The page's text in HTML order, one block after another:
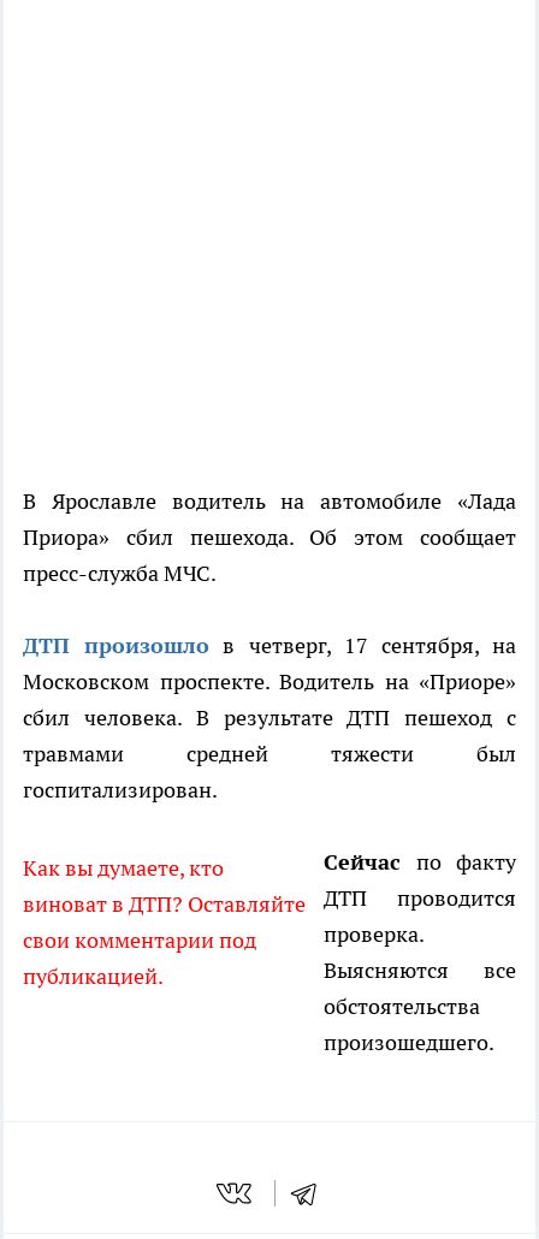
В Ярославле водитель на автомобиле «Лада
Приора» сбил пешехода. Об этом сообщает
пресс-служба МЧС.
ДТП произошло в четверг, 17 сентября, на
Московском проспекте. Водитель на «Приоре»
сбил человека. В результате ДТП пешеход с
травмами средней тяжести был
госпитализирован.
Как вы думаете, кто
виноват в ДТП? Оставляйте
свои комментарии под
публикацией.
Сейчас по факту
ДТП проводится
проверка.
Выясняются все
обстоятельства
произошедшего.